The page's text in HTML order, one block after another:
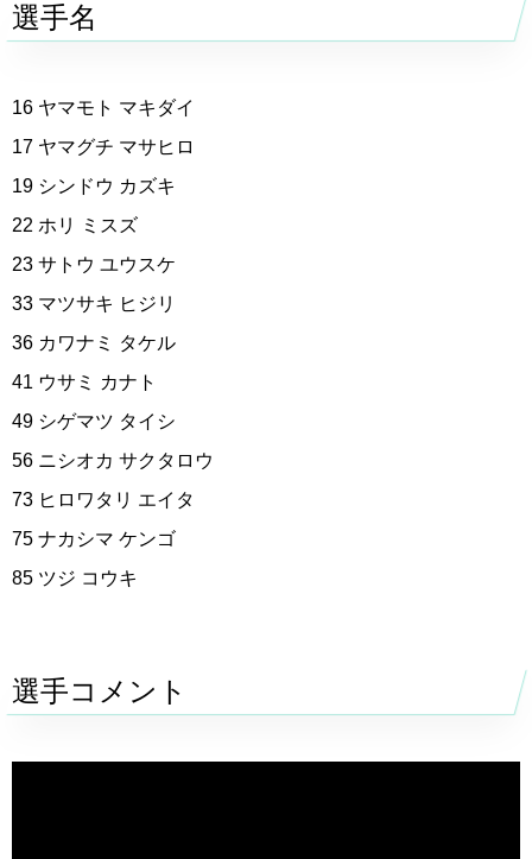
選手名
16 ヤマモト マキダイ
17 ヤマグチ マサヒロ
19 シンドウ カズキ
22 ホリ ミスズ
23 サトウ ユウスケ
33 マツサキ ヒジリ
36 カワナミ タケル
41 ウサミ カナト
49 シゲマツ タイシ
56 ニシオカ サクタロウ
73 ヒロワタリ エイタ
75 ナカシマ ケンゴ
85 ツジ コウキ
選手コメント